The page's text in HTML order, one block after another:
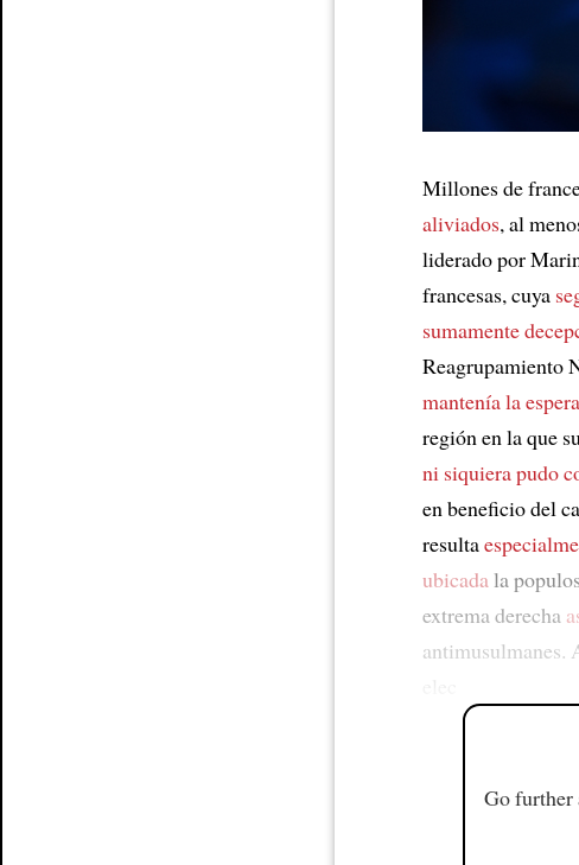
Millones de
aliviados, al
liderado por
francesas, cuya
sumamente
Reagrupamiento
mantenía la
región en la que
ni siquiera pudo
en beneficio del
resulta
ubicada la
extrema derecha
antimusulmanes.
Go further